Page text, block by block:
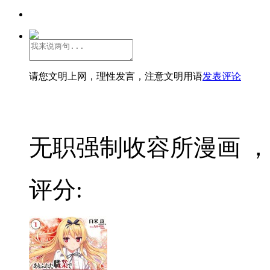
请您文明上网，理性发言，注意文明用语发表评论
无职强制收容所漫画
评分: